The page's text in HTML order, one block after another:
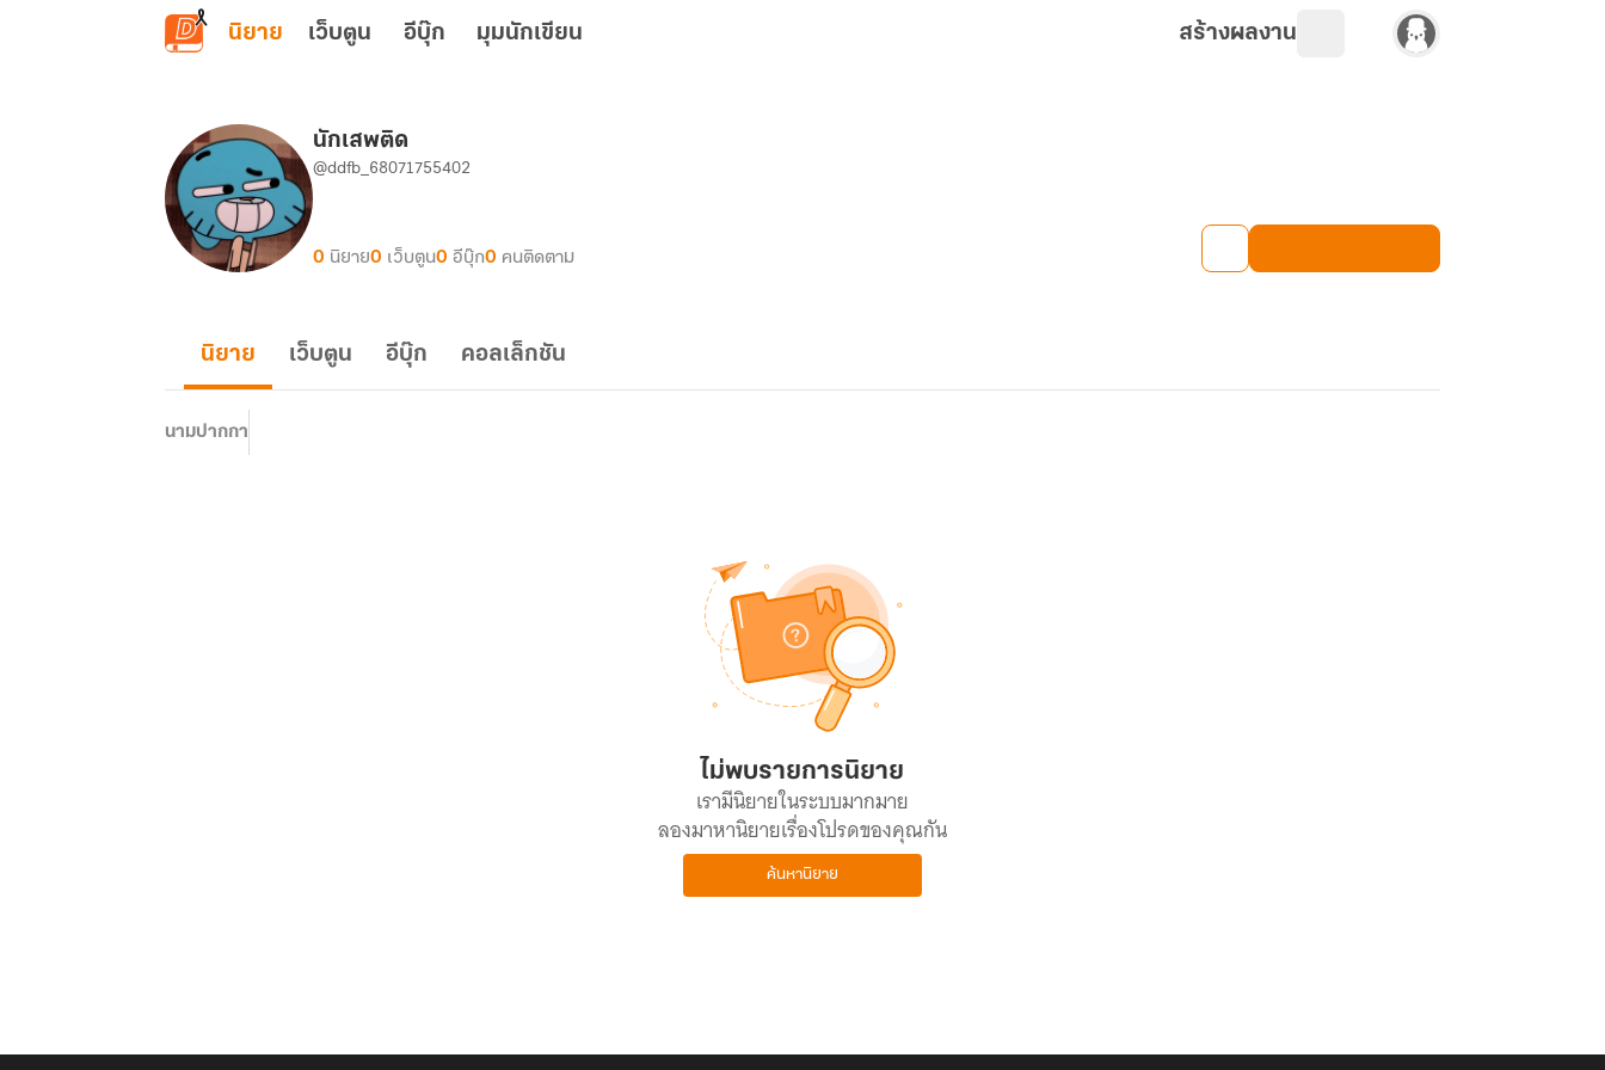
ข้ามไปยังเนื้อหาหลัก
นิยาย เว็บตูน อีบุ๊ก มุมนักเขียน สร้างผลงาน
นักเสพติด
@ddfb_68071755402
0 นิยาย0 เว็บตูน0 อีบุ๊ก0 คนติดตาม
นิยาย เว็บตูน อีบุ๊ก คอลเล็กชัน
นามปากกา
ไม่พบรายการนิยาย
เรามีนิยายในระบบมากมาย
ลองมาหานิยายเรื่องโปรดของคุณกัน
ค้นหานิยาย